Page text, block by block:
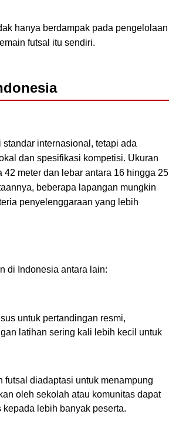
hanya berdampak pada pengelolaan
futsal itu sendiri.
internasional, tetapi ada
dan spesifikasi kompetisi. Ukuran
meter dan lebar antara 16 hingga 25
beberapa lapangan mungkin
penyelenggaraan yang lebih
di Indonesia antara lain:
untuk pertandingan resmi,
latihan sering kali lebih kecil untuk
futsal diadaptasi untuk menampung
oleh sekolah atau komunitas dapat
lebih banyak peserta.